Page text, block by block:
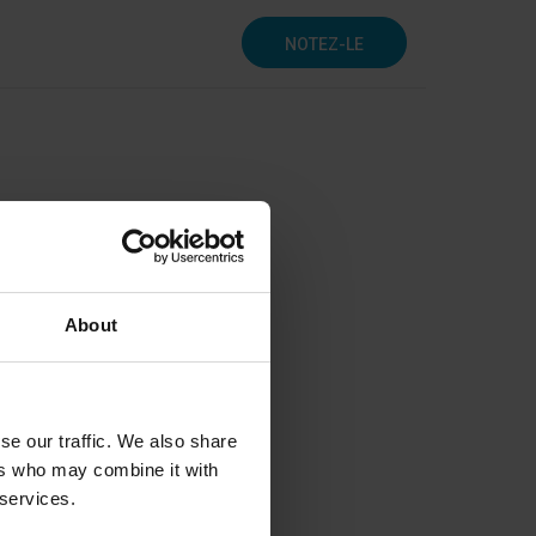
About
our traffic. We also share
who may combine it with
NOTEZ-LE